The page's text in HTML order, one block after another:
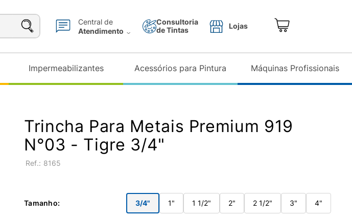
Central de
Atendimento
Consultoria
de Tintas
Lojas
Impermeabilizantes Acessórios para Pintura Máquinas Profissionais
Trincha Para Metais Premium 919
N°03 - Tigre 3/4"
: 8165
Tamanho: 3/4" 1" 1 1/2" 2" 2 1/2" 3" 4"